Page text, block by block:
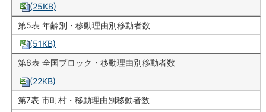
(25KB)
第5表 年齢別・移動理由別移動者数
(51KB)
第6表 全国ブロック・移動理由別移動者数
(22KB)
第7表 市町村・移動理由別移動者数